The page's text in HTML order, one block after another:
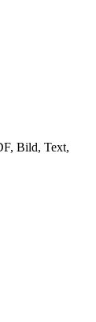
Bild, Text,